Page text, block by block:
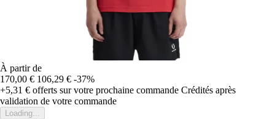
À partir de
170,00 € 106,29 € -37%
+5,31 € offerts sur votre prochaine commande Crédités après
validation de votre commande
Loading...